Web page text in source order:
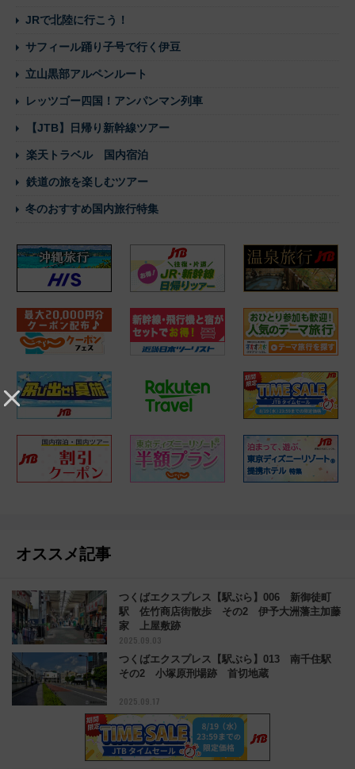
JRで北陸に行こう！
サフィール踊り子号で行く伊豆
立山黒部アルペンルート
レッツゴー四国！アンパンマン列車
【JTB】日帰り新幹線ツアー
楽天トラベル 国内宿泊
鉄道の旅を楽しむツアー
冬のおすすめ国内旅行特集
オススメ記事
つくばエクスプレス【駅ぶら】006 新御徒町
駅 佐竹商店街散歩 その2 伊予大洲藩主加藤
家 上屋敷跡
2025.09.03
つくばエクスプレス【駅ぶら】013 南千住駅
その2 小塚原刑場跡 首切地蔵
2025.09.17